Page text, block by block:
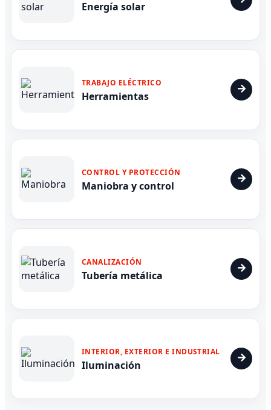
Energía solar
TRABAJO ELÉCTRICO
Herramientas
CONTROL Y PROTECCIÓN
Maniobra y control
CANALIZACIÓN
Tubería metálica
INTERIOR, EXTERIOR E INDUSTRIAL
Iluminación